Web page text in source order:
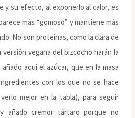
y su efecto, al exponerlo al calor, es
más “gomoso” y mantiene más
No son proteínas, como la clara de
vegana del bizcocho harán la
aquí el azúcar, que en la masa
con los que no se hace
mejor en la tabla), para seguir
añado cremor tártaro porque no